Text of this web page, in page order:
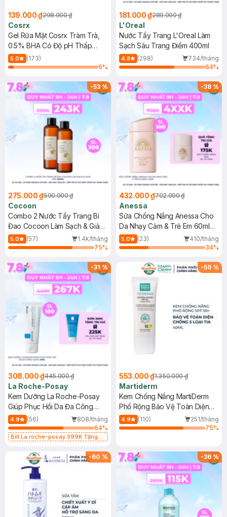
139.000 ₫298.000 ₫
Cosrx
Gel Rửa Mặt Cosrx Tràm Trà,
0.5% BHA Có Độ pH Thấp
150ml
5.0
(173)
6%
181.000 ₫289.000 ₫
L'Oreal
Nước Tẩy Trang L'Oreal Làm
Sạch Sâu Trang Điểm 400ml
4.8 (298)
734/tháng
64%
-53%
275.000 ₫590.000 ₫
Cocoon
Combo 2 Nước Tẩy Trang Bí
Đao Cocoon Làm Sạch & Giảm
Dầu 500ml
5.0 (57)
1.4k/tháng
75%
-38%
432.000 ₫702.000 ₫
Anessa
Sữa Chống Nắng Anessa Cho
Da Nhạy Cảm & Trẻ Em 60ml
(Mới)
5.0 (23)
410/tháng
34%
-31%
308.000 ₫445.000 ₫
La Roche-Posay
Kem Dưỡng La Roche-Posay
Giúp Phục Hồi Da Đa Công
Dụng 40ml
4.9 (56)
808/tháng
64%
Bill La roche-posay 399K Tặng
(SL có hạn)
-59 %
553.000 ₫1.350.000 ₫
Martiderm
Kem Chống Nắng MartiDerm
Phổ Rộng Bảo Vệ Toàn Diện
40ml
4.9 (110)
251/tháng
75%
-60 % -36%